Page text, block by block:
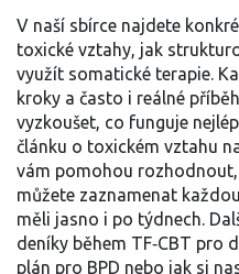
V naší sbírce najdete
toxické vztahy, jak
využít somatické terapie.
kroky a často i reálné
vyzkoušet, co funguje
článku o toxickém vztahu
vám pomohou
můžete zaznamenat
měli jasno i po týdnech.
deníky během TF‑CBT pro
plán pro BPD nebo jak si